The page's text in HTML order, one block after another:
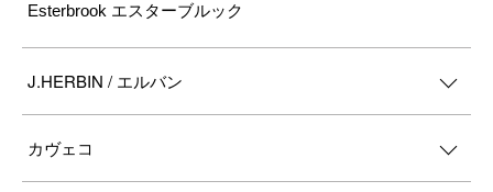
Esterbrook エスターブルック
J.HERBIN / エルバン
カヴェコ